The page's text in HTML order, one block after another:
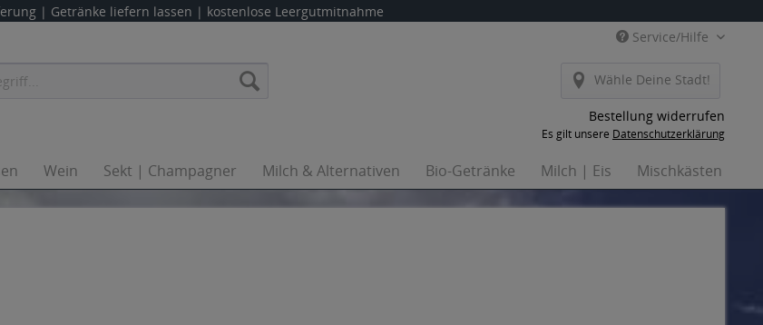
| Getränke liefern lassen | kostenlose Leergutmitnahme
Service/Hilfe
Wähle Deine Stadt!
Bestellung widerrufen
Es gilt unsere Datenschutzerklärung
Wein Sekt | Champagner Milch & Alternativen Bio-Getränke Milch | Eis Mischkästen